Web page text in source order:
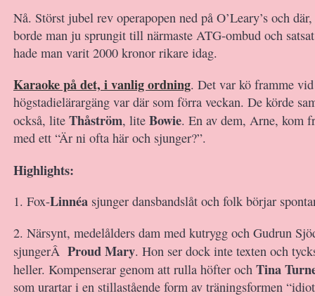
Nå. Störst jubel rev operapopen ned på O’Leary’s och
borde man ju sprungit till närmaste ATG-ombud och
hade man varit 2000 kronor rikare idag.
Karaoke på det, i vanlig ordning. Det var kö framme
högstadielärargäng var där som förra veckan. De körde
också, lite Thåström, lite Bowie. En av dem, Arne, kom
med ett “Är ni ofta här och sjunger?”.
Highlights:
1. Fox-Linnéa sjunger dansbandslåt och folk börjar
2. Närsynt, medelålders dam med kutrygg och Gudrun
sjungerÂ Proud Mary. Hon ser dock inte texten och
heller. Kompenserar genom att rulla höfter och Tina
som urartar i en stillastående form av träningsformen